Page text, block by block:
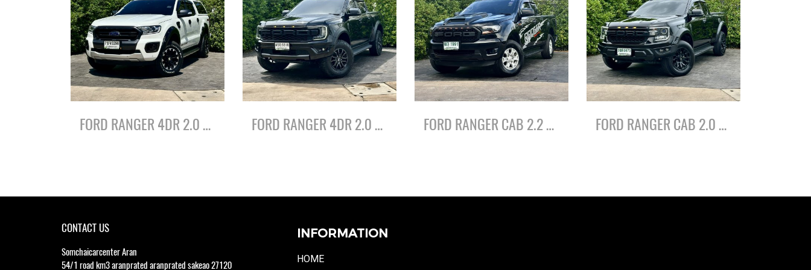
FORD RANGER 4DR 2.0 WILDTRAK 4WD ปี61 FORD RANGER 4DR 2.0 HI-RIDER SPORT ปี66 FORD RANGER CAB 2.2 HI-RIDER XLS ปี61 FORD RANGER CAB 2.0 HI-RIDER XL+ ปี66
CONTACT US
Somchaicarcenter Aran
54/1 road km3 aranprated aranprated sakeao 27120
INFORMATION
HOME